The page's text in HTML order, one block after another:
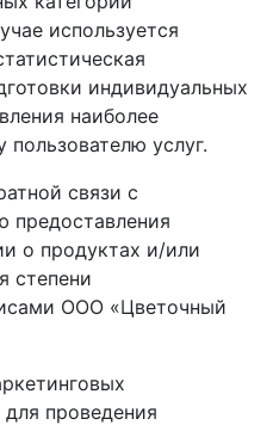
используется
индивидуальных
наиболее
услуг.
связи с
предоставления
о продуктах и/или
степени
ООО «Цветочный
проведения